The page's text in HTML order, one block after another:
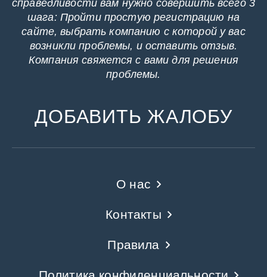
справедливости вам нужно совершить всего 3
шага: Пройти простую регистрацию на
сайте, выбрать компанию с которой у вас
возникли проблемы, и оставить отзыв.
Компания свяжется с вами для решения
проблемы.
ДОБАВИТЬ ЖАЛОБУ
О нас
Контакты
Правила